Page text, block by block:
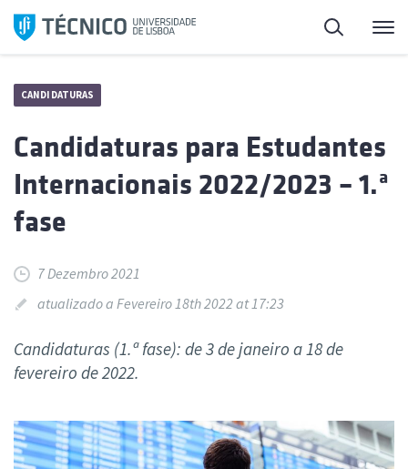
Saltar
para
Pesquisa
CANDIDATURAS
Candidaturas para Estudantes
Internacionais 2022/2023 – 1.ª
fase
7 Dezembro 2021
atualizado a Fevereiro 18th 2022 at 17:23
Candidaturas (1.ª fase): de 3 de janeiro a 18 de
fevereiro de 2022.